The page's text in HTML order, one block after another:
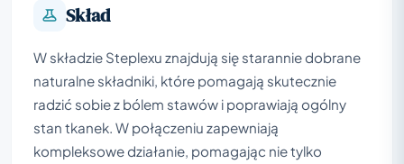
Skład
W składzie Steplexu znajdują się starannie dobrane
naturalne składniki, które pomagają skutecznie
radzić sobie z bólem stawów i poprawiają ogólny
stan tkanek. W połączeniu zapewniają
kompleksowe działanie, pomagając nie tylko